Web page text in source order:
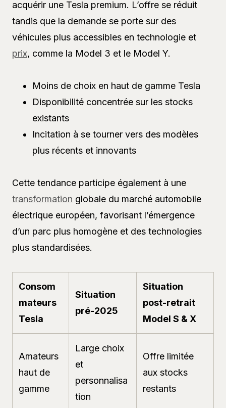
acquérir une Tesla premium. L’offre se réduit
tandis que la demande se porte sur des
véhicules plus accessibles en technologie et
prix, comme la Model 3 et le Model Y.
Moins de choix en haut de gamme Tesla
Disponibilité concentrée sur les stocks
existants
Incitation à se tourner vers des modèles
plus récents et innovants
Cette tendance participe également à une
transformation globale du marché automobile
électrique européen, favorisant l’émergence
d’un parc plus homogène et des technologies
plus standardisées.
Consom
mateurs
Tesla
Situation
pré-2025
Situation
post-retrait
Model S & X
Amateurs
haut de
gamme
Large choix
et
personnalisa
tion
Offre limitée
aux stocks
restants